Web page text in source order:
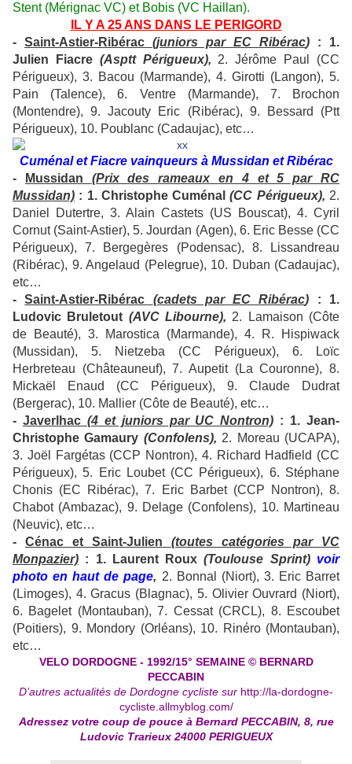
Stent (Mérignac VC) et Bobis (VC Haillan).
IL Y A 25 ANS DANS LE PERIGORD
- Saint-Astier-Ribérac (juniors par EC Ribérac) : 1.
Julien Fiacre (Asptt Périgueux), 2. Jérôme Paul (CC
Périgueux), 3. Bacou (Marmande), 4. Girotti (Langon), 5.
Pain (Talence), 6. Ventre (Marmande), 7. Brochon
(Montendre), 9. Jacouty Eric (Ribérac), 9. Bessard (Ptt
Périgueux), 10. Poublanc (Cadaujac), etc…
Cuménal et Fiacre vainqueurs à Mussidan et Ribérac
-
Mussidan (Prix des rameaux en 4 et 5 par RC
Mussidan) : 1. Christophe Cuménal(CC Périgueux), 2.
Daniel Dutertre, 3. Alain Castets (US Bouscat), 4. Cyril
Cornut (Saint-Astier), 5. Jourdan (Agen), 6. Eric Besse (CC
Périgueux), 7. Bergegères (Podensac), 8. Lissandreau
(Ribérac), 9. Angelaud (Pelegrue), 10. Duban (Cadaujac),
etc…
-Saint-Astier-Ribérac (cadets par EC Ribérac) : 1.
Ludovic Bruletout (AVC Libourne), 2. Lamaison (Côte
de Beauté), 3. Marostica (Marmande), 4. R. Hispiwack
(Mussidan), 5. Nietzeba (CC Périgueux), 6. Loïc
Herbreteau (Châteauneuf), 7. Aupetit (La Couronne), 8.
Mickaël Enaud (CC Périgueux), 9. Claude Dudrat
(Bergerac), 10. Mallier (Côte de Beauté), etc…
- Javerlhac (4 et juniors par UC Nontron) : 1. Jean-
Christophe Gamaury (Confolens), 2. Moreau (UCAPA),
3. Joël Fargétas (CCP Nontron), 4. Richard Hadfield (CC
Périgueux), 5. Eric Loubet (CC Périgueux), 6. Stéphane
Chonis (EC Ribérac), 7. Eric Barbet (CCP Nontron), 8.
Chabot (Ambazac), 9. Delage (Confolens), 10. Martineau
(Neuvic), etc…
- Cénac et Saint-Julien (toutes catégories par VC
Monpazier) : 1. Laurent Roux(Toulouse Sprint) voir
photo en haut de page, 2. Bonnal (Niort), 3. Eric Barret
(Limoges), 4. Gracus (Blagnac), 5. Olivier Ouvrard (Niort),
6. Bagelet (Montauban), 7. Cessat (CRCL), 8. Escoubet
(Poitiers), 9. Mondory (Orléans), 10. Rinéro (Montauban),
etc…
VELO DORDOGNE - 1992/15° SEMAINE © BERNARD
PECCABIN
D’autres actualités de Dordogne cycliste sur http://la-dordogne-
cycliste.allmyblog.com/
Adressezvotre coup de pouce à Bernard PECCABIN, 8, rue
Ludovic Trarieux 24000 PERIGUEUX